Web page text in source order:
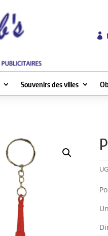

Souvenirs des villes